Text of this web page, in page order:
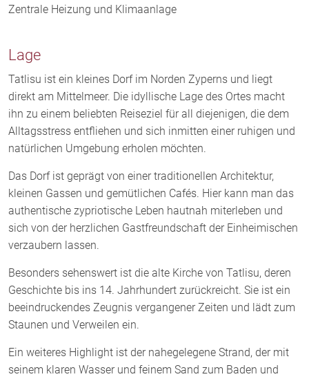
Zentrale Heizung und Klimaanlage
Lage
Tatlisu ist ein kleines Dorf im Norden Zyperns und liegt
direkt am Mittelmeer. Die idyllische Lage des Ortes macht
ihn zu einem beliebten Reiseziel für all diejenigen, die dem
Alltagsstress entfliehen und sich inmitten einer ruhigen und
natürlichen Umgebung erholen möchten.
Das Dorf ist geprägt von einer traditionellen Architektur,
kleinen Gassen und gemütlichen Cafés. Hier kann man das
authentische zypriotische Leben hautnah miterleben und
sich von der herzlichen Gastfreundschaft der Einheimischen
verzaubern lassen.
Besonders sehenswert ist die alte Kirche von Tatlisu, deren
Geschichte bis ins 14. Jahrhundert zurückreicht. Sie ist ein
beeindruckendes Zeugnis vergangener Zeiten und lädt zum
Staunen und Verweilen ein.
Ein weiteres Highlight ist der nahegelegene Strand, der mit
seinem klaren Wasser und feinem Sand zum Baden und